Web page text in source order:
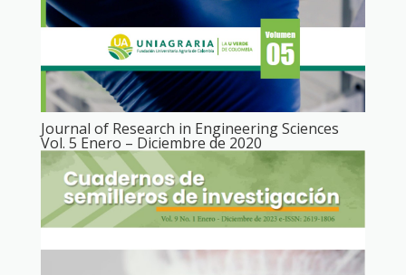
Journal of Research in Engineering Sciences
Vol. 5 Enero – Diciembre de 2020